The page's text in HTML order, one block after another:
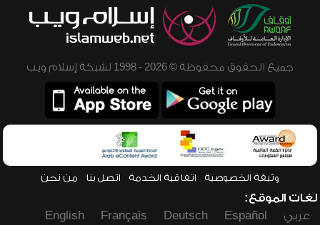
جميع الحقوق محفوظة © 2026 - 1998 لشبكة إسلام ويب
وثيقة الخصوصية اتفاقية الخدمة اتصل بنا من نحن
لغات الموقع:
عربي
Español
Deutsch
Français
English